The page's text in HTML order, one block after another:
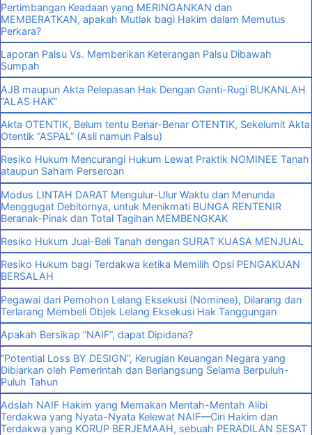
Pertimbangan Keadaan yang MERINGANKAN dan
MEMBERATKAN, apakah Mutlak bagi Hakim dalam Memutus
Perkara?
Laporan Palsu Vs. Memberikan Keterangan Palsu Dibawah
Sumpah
AJB maupun Akta Pelepasan Hak Dengan Ganti-Rugi BUKANLAH
“ALAS HAK”
Akta OTENTIK, Belum tentu Benar-Benar OTENTIK, Sekelumit Akta
Otentik “ASPAL” (Asli namun Palsu)
Resiko Hukum Mencurangi Hukum Lewat Praktik NOMINEE Tanah
ataupun Saham Perseroan
Modus LINTAH DARAT Mengulur-Ulur Waktu dan Menunda
Menggugat Debitornya, untuk Menikmati BUNGA RENTENIR
Beranak-Pinak dan Total Tagihan MEMBENGKAK
Resiko Hukum Jual-Beli Tanah dengan SURAT KUASA MENJUAL
Resiko Hukum bagi Terdakwa ketika Memilih Opsi PENGAKUAN
BERSALAH
Pegawai dari Pemohon Lelang Eksekusi (Nominee), Dilarang dan
Terlarang Membeli Objek Lelang Eksekusi Hak Tanggungan
Apakah Bersikap “NAIF”, dapat Dipidana?
“Potential Loss BY DESIGN”, Kerugian Keuangan Negara yang
Dibiarkan oleh Pemerintah dan Berlangsung Selama Berpuluh-
Puluh Tahun
Adslah NAIF Hakim yang Memakan Mentah-Mentah Alibi
Terdakwa yang Nyata-Nyata Kelewat NAIF—Ciri Hakim dan
Terdakwa yang KORUP BERJEMAAH, sebuah PERADILAN SESAT